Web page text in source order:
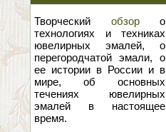
эмаль
Творческий обзоро
технологиях и техниках
ювелирных эмалей, о
перегородчатой эмали, о
ее истории в России и в
мире, об основных
течениях ювелирных
эмалей в настоящее
время.